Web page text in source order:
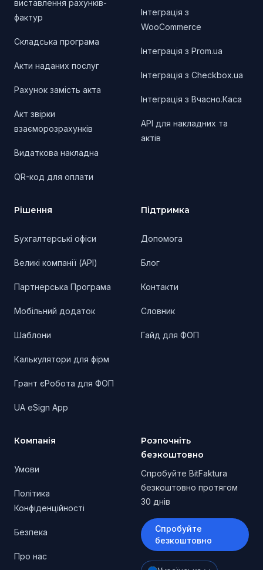
виставлення рахунків-
фактур
Складська програма
Акти наданих послуг
Рахунок замість акта
Акт звірки
взаєморозрахунків
Видаткова накладна
QR-код для оплати
Інтеграція з
WooCommerce
Інтеграція з Prom.ua
Інтеграція з Checkbox.ua
Інтеграція з Вчасно.Каса
API для накладних та
актів
Рішення
Бухгалтерські офіси
Великі компанії (API)
Партнерська Програма
Мобільний додаток
Шаблони
Калькулятори для фірм
Грант єРобота для ФОП
UA eSign App
Підтримка
Допомога
Блог
Контакти
Словник
Гайд для ФОП
Компанія
Умови
Політика
Конфіденційності
Безпека
Про нас
Розпочніть
безкоштовно
Спробуйте BitFaktura
безкоштовно протягом
30 днів
Спробуйте
безкоштовно